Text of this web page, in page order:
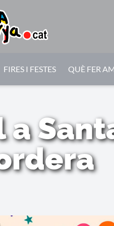
FIRES I FESTES QUÈ FER